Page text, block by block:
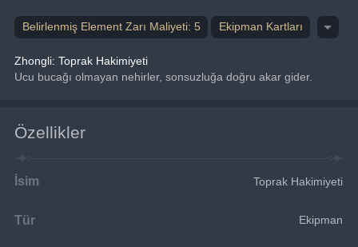
Belirlenmiş Element Zarı Maliyeti: 5 Ekipman Kartları
Zhongli: Toprak Hakimiyeti
Ucu bucağı olmayan nehirler, sonsuzluğa doğru akar gider.
Özellikler
İsim Toprak Hakimiyeti
Tür Ekipman